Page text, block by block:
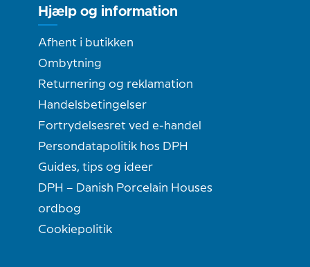
Hjælp og information
Afhent i butikken
Ombytning
Returnering og reklamation
Handelsbetingelser
Fortrydelsesret ved e-handel
Persondatapolitik hos DPH
Guides, tips og ideer
DPH – Danish Porcelain Houses
ordbog
Cookiepolitik